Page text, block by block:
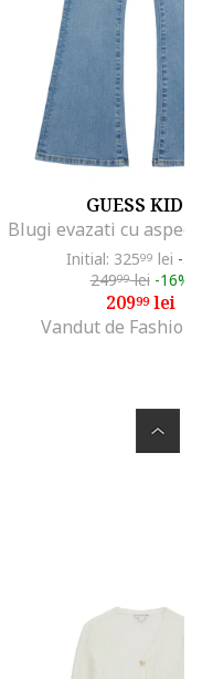
GUESS KIDS
Initial: 32599 lei -
24999lei -16%
20999lei
Vandut de Fashion